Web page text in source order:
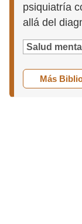
psiquiatría
allá del
Salud mental
Más